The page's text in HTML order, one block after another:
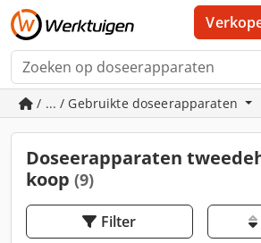
/ ... / Gebruikte doseerapparaten
Doseerapparaten
koop (9)
Filter